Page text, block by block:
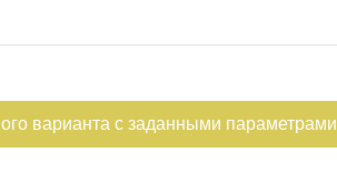
варианта с заданными параметрами